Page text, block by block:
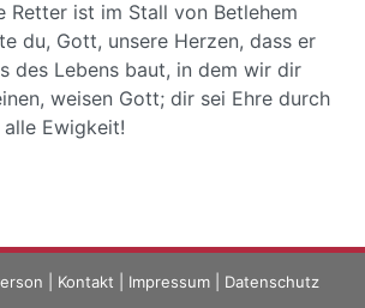
Retter ist im Stall von Betlehem
du, Gott, unsere Herzen, dass er
des Lebens baut, in dem wir dir
weisen Gott; dir sei Ehre durch
Ewigkeit!
Kontakt Impressum Datenschutz